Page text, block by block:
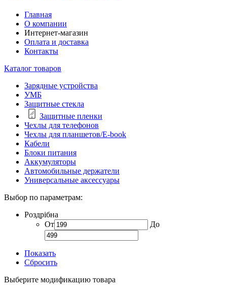
Главная
О компании
Интернет-магазин
Оплата и доставка
Контакты
Каталог товаров
Зарядные устройства
УМБ
Защитные стекла
Защитные пленки
Чехлы для телефонов
Чехлы для планшетов/E-book
Кабели
Блоки питания
Аккумуляторы
Автомобильные держатели
Универсальные аксессуары
Выбор по параметрам:
Роздрібна
От
До
Показать
Сбросить
Выберите модификацию товара